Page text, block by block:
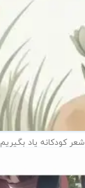
کودکانه ياد بگیریم